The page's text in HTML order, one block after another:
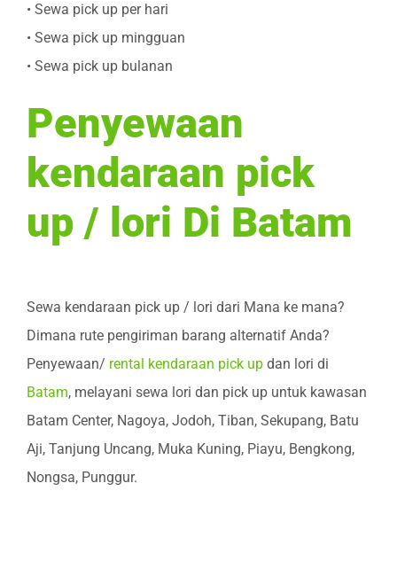
• Sewa pick up per hari
• Sewa pick up mingguan
• Sewa pick up bulanan
Penyewaan
kendaraan pick
up / lori Di Batam
Sewa kendaraan pick up / lori dari Mana ke mana?
Dimana rute pengiriman barang alternatif Anda?
Penyewaan/ rental kendaraan pick up dan lori di
Batam, melayani sewa lori dan pick up untuk kawasan
Batam Center, Nagoya, Jodoh, Tiban, Sekupang, Batu
Aji, Tanjung Uncang, Muka Kuning, Piayu, Bengkong,
Nongsa, Punggur.